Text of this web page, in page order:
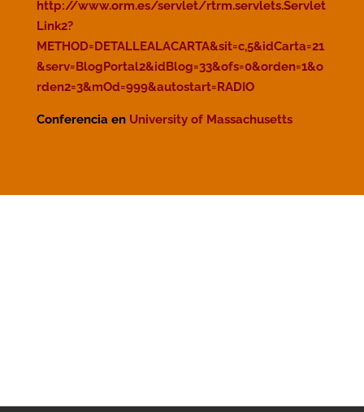
http://www.orm.es/servlet/rtrm.servlets.Servlet
Link2?
METHOD=DETALLEALACARTA&sit=c,5&idCarta=21
&serv=BlogPortal2&idBlog=33&ofs=0&orden=1&o
rden2=3&mOd=999&autostart=RADIO
Conferencia en University of Massachusetts